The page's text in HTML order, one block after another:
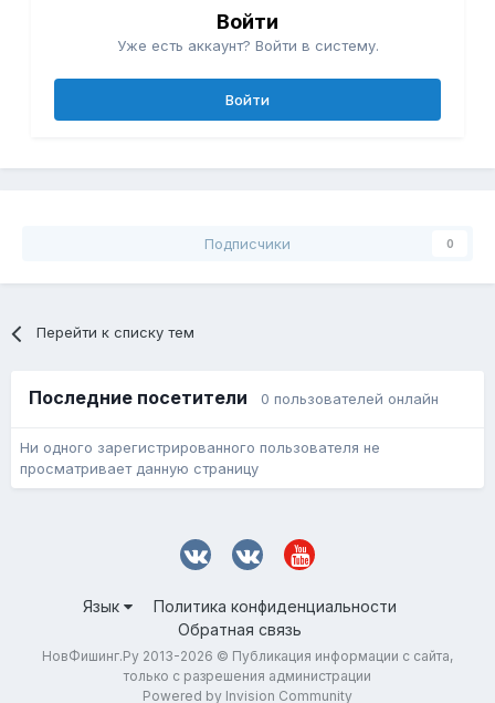
Войти
Уже есть аккаунт? Войти в систему.
Войти
Подписчики 0
Перейти к списку тем
Последние посетители 0 пользователей онлайн
Ни одного зарегистрированного пользователя не
просматривает данную страницу
Язык
Политика конфиденциальности
Обратная связь
НовФишинг.Ру 2013-2026 © Публикация информации с сайта,
только с разрешения администрации
Powered by Invision Community